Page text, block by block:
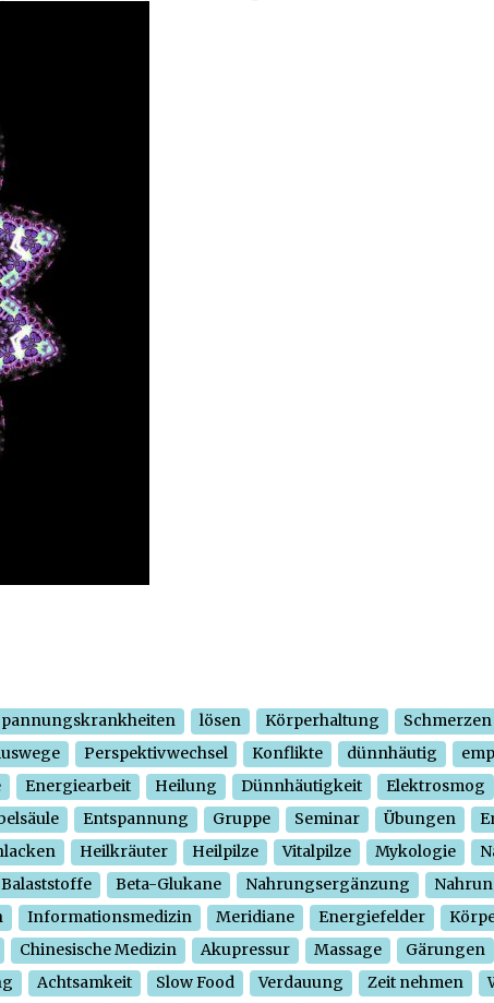
lösen Körperhaltung Schmerzen
Perspektivwechsel Konflikte dünnhäutig
Energiearbeit Heilung Dünnhäutigkeit Elektrosmog
Entspannung Gruppe Seminar Übungen
Heilkräuter Heilpilze Vitalpilze Mykologie
Balaststoffe
Beta-Glukane Nahrungsergänzung
Informationsmedizin Meridiane Energiefelder
Chinesische Medizin
Akupressur Massage Gärungen
Achtsamkeit Slow Food Verdauung Zeit nehmen